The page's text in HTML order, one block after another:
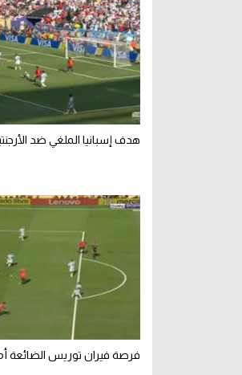
هدف إسبانيا الملغي ضد
فرصة فيران توريس الضائعة